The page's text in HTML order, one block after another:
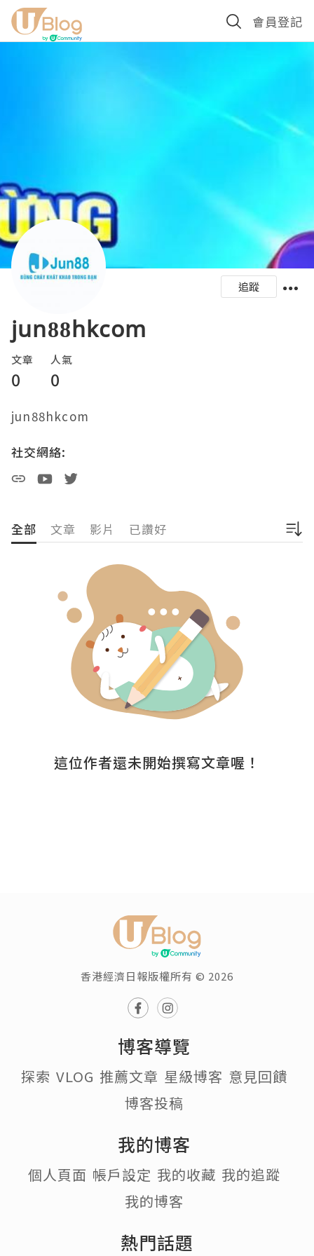
會員登記
追蹤
jun88hkcom
文章
0
人氣
0
jun88hkcom
社交網絡:
全部 文章 影片 已讚好
這位作者還未開始撰寫文章喔！
香港經濟日報版權所有 © 2026
博客導覽
探索 VLOG 推薦文章 星級博客 意見回饋
博客投稿
我的博客
個人頁面 帳戶設定 我的收藏 我的追蹤
我的博客
熱門話題